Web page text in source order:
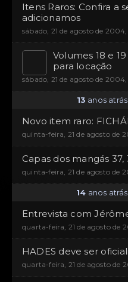
Itens Raros: Confira a
adicionamos
sábado, 21 de agosto de
Volumes 18 e
para locação
sábado, 21 de agosto de
13 anos
Novo item raro:
quinta-feira, 21 de agosto de
Capas dos mangás 37,
quinta-feira, 21 de agosto de
14 anos
Entrevista com
quarta-feira, 21 de agosto de
HADES deve ser
quarta-feira, 21 de agosto de